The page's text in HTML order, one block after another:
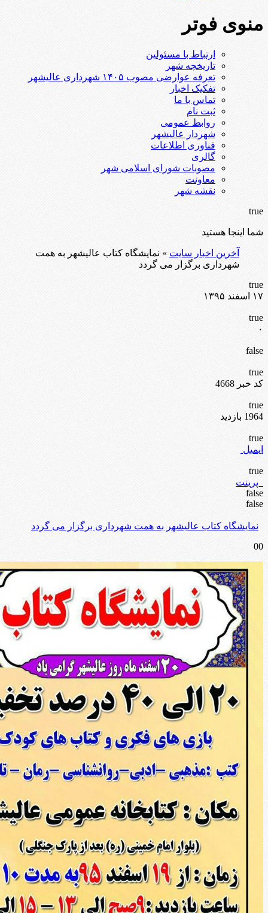
منوی فوتر
ارتباط با مسئولین
تاریخچه شهر
تعرفه عوارضی مصوب ۱۴۰۵ شهرداری عالیشهر
تفکیک اخبار
تماس با ما
ثبت نام
روابط عمومی
شهردار عالیشهر
فناوری اطلاعات
گالری
مصوبات شورای اسلامی شهر
معاونت
نقشه شهر
true
شما اینجا هستید
آخرین اخبار سایت » نمایشگاه کتاب عالیشهر به همت
شهرداری برگزار می گردد
true
۱۷ اسفند ۱۳۹۵
true
۰
false
true
کد خبر 4668
true
1964 بازدید
true
ایمیل
true
پرینت
false
false
نمایشگاه کتاب عالیشهر به همت شهرداری برگزار می گردد
00